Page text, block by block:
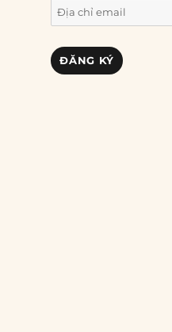
Địa
chỉ
email
ĐĂNG KÝ